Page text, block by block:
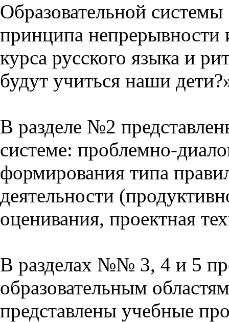
Образовательной
принципа непрерывности
курса русского языка и
будут учиться наши
В разделе №2
системе: проблемно-
формирования типа
деятельности
оценивания, проектная
В разделах №№ 3, 4 и 5
образовательным
представлены учебные